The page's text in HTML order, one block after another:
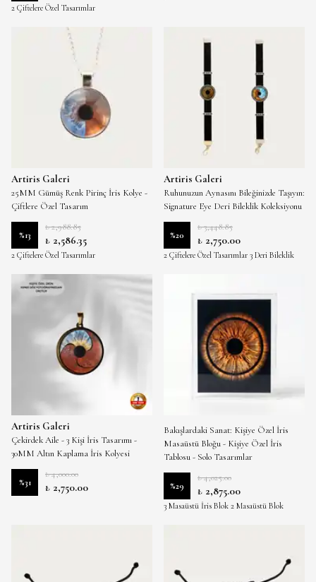
2 Çiftelere Özel Tasarımlar
Artiris Galeri
25MM Gümüş Renk Pirinç İris Kolye -
Çiftlere Özel Tasarım
%13
₺ 2,988.85
₺ 2,586.35
2 Çiftelere Özel Tasarımlar
Artiris Galeri
Ruhunuzun Aynasını Bileğinizde Taşıyın:
Signature Eye Deri Bileklik Koleksiyonu
%20
₺ 3,448.85
₺ 2,750.00
2 Çiftelere Özel Tasarımlar 3 Deri Bileklik
Artiris Galeri
Çekirdek Aile - 3 Kişi İris Tasarımı -
30MM Altın Kaplama İris Kolyesi
%31
₺ 4,000.00
₺ 2,750.00
Bakışlardaki Sanat: Kişiye Özel İris
Masaüstü Bloğu - Kişiye Özel İris
Tablosu - Solo Tasarımlar
%29
₺ 4,025.00
₺ 2,875.00
3 Masaüstü İris Blok 2 Masaüstü Blok